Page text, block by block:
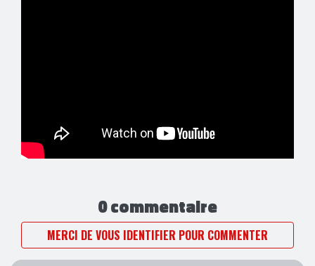
0 commentaire
MERCI DE VOUS IDENTIFIER POUR COMMENTER